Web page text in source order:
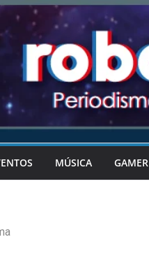
MÚSICA GAMER